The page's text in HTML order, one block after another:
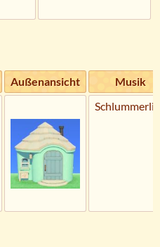
Außenansicht
Musik